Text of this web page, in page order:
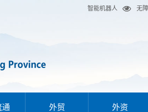
智能机器人 无
通 外贸 外资